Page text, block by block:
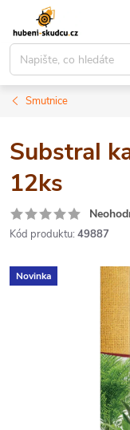
obsah
Smutnice
Substral
12ks
Kód produktu: 49887
Novinka